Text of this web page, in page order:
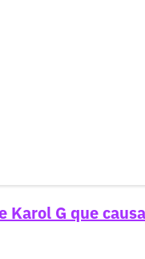
Karol G que